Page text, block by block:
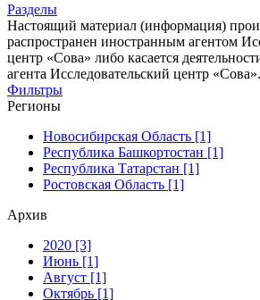
Разделы
Настоящий материал (информация)
распространен иностранным агентом
центр «Сова» либо касается
агента Исследовательский центр «Сова».
Фильтры
Регионы
Новосибирская Область [1]
Республика Башкортостан [1]
Республика Татарстан [1]
Ростовская Область [1]
Архив
2020 [3]
Июнь [1]
Август [1]
Октябрь [1]